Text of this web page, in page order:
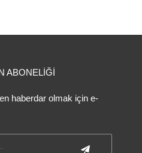
ABONELİĞİ
haberdar olmak için e-